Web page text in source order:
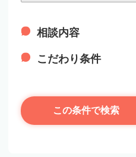
相談内容
こだわり条件
この条件で検索